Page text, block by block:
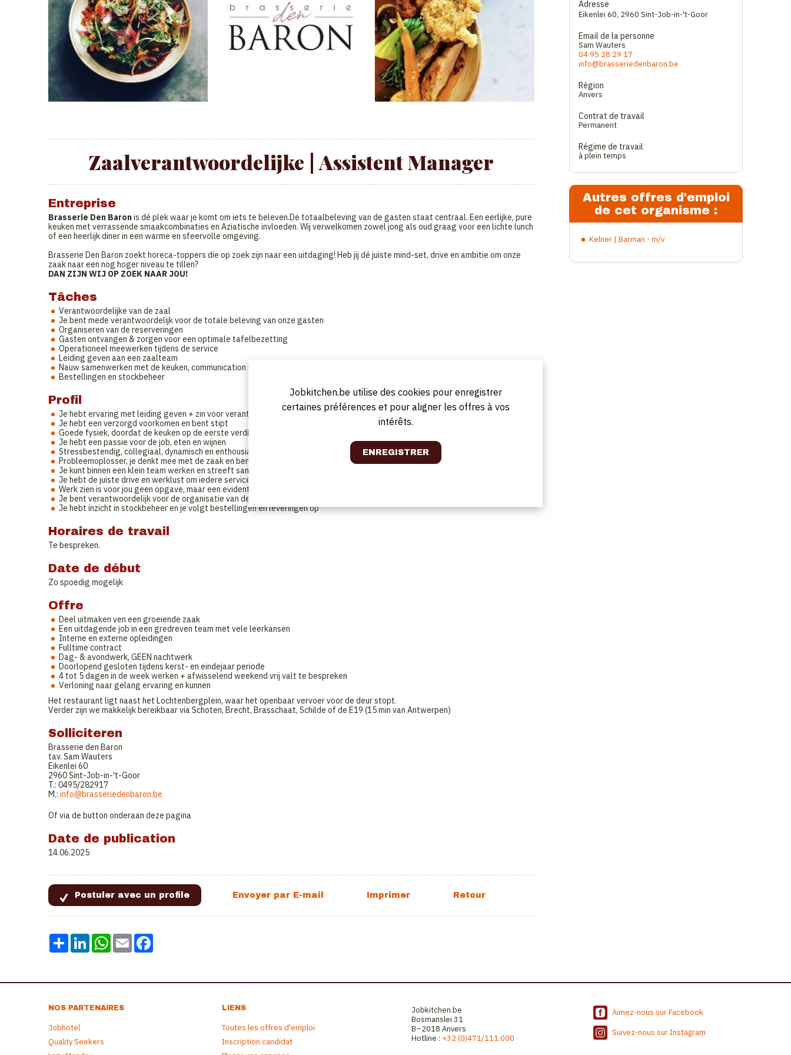
Zaalverantwoordelijke | Assistent Manager
Entreprise
Brasserie Den Baronis dé plek waar je komt om iets te beleven.De totaalbeleving van de gasten staat centraal. Een eerlijke, pure
keuken met verrassende smaakcombinaties en Aziatische invloeden. Wij verwelkomen zowel jong als oud graag voor een lichte lunch
of een heerlijk diner in een warme en sfeervolle omgeving.
Brasserie Den Baron zoekt horeca-toppers die op zoek zijn naar een uitdaging! Heb jij dé juiste mind-set, drive en ambitie om onze
zaak naar een nog hoger niveau te tillen?
DAN ZIJN WIJ OP ZOEK NAAR JOU!
Tâches
Verantwoordelijke van de zaal
Je bent mede verantwoordelijk voor de totale beleving van onze gasten
Organiseren van de reserveringen
Gasten ontvangen & zorgen voor een optimale tafelbezetting
Operationeel meewerken tijdens de service
Leiding geven aan een zaalteam
Nauw samenwerken met de keuken, communication is key
Bestellingen en stockbeheer
Profil
Je hebt ervaring met leiding geven + zin voor verantwoordelijkheid
Je hebt een verzorgd voorkomen en bent stipt
Goede fysiek, doordat de keuken op de eerste verdieping is
Je hebt een passie voor de job, eten en wijnen
Stressbestendig, collegiaal, dynamisch en enthousiast
Probleemoplosser, je denkt mee met de zaak en bent klantgericht
Je kunt binnen een klein team werken en streeft samen naar een perfect resultaat
Je hebt de juiste drive en werklust om iedere service perfect te laten verlopen
Werk zien is voor jou geen opgave, maar een evidentie
Je bent verantwoordelijk voor de organisatie van de zaal
Je hebt inzicht in stockbeheer en je volgt bestellingen en leveringen op
Horaires de travail
Te bespreken.
Date de début
Zo spoedig mogelijk
Offre
Deel uitmaken ven een groeiende zaak
Een uitdagende job in een gredreven team met vele leerkansen
Interne en externe opleidingen
Fulltime contract
Dag- & avondwerk, GEEN nachtwerk
Doorlopend gesloten tijdens kerst- en eindejaar periode
4 tot 5 dagen in de week werken + afwisselend weekend vrij valt te bespreken
Verloning naar gelang ervaring en kunnen
Het restaurant ligt naast het Lochtenbergplein, waar het openbaar vervoer voor de deur stopt.
Verder zijn we makkelijk bereikbaar via Schoten, Brecht, Brasschaat, Schilde of de E19 (15 min van Antwerpen)
Solliciteren
Brasserie den Baron
tav. Sam Wauters
Eikenlei 60
2960 Sint-Job-in-'t-Goor
T.: 0495/282917
M.: info@brasseriedenbaron.be
Of via de button onderaan deze pagina
Date de publication
14.06.2025
Share LinkedInWhatsApp
Email
Adresse
Eikenlei 60, 2960 Sint-Job-in-'t-Goor
Email de la personne
Sam Wauters
04 95 28 29 17
info@brasseriedenbaron.be
Région
Anvers
Contrat de travail
Permanent
Régime de travail
à plein temps
Autres offres d'emploi
de cet organisme :
Kelner | Barman - m/v
NOS PARTENAIRES
Jobhotel
Quality Seekers
LIENS
Toutes les offres d'emploi
Inscription candidat
Jobkitchen.be
Bosmanslei 31
B–2018 Anvers
Hotline : +32 (0)471/111.000
Aimez-nous sur Facebook
Suivez-nous sur Instagram
Jobkitchen.be utilise des cookies pour enregistrer
certaines préférences et pour aligner les offres à vos
intérêts.